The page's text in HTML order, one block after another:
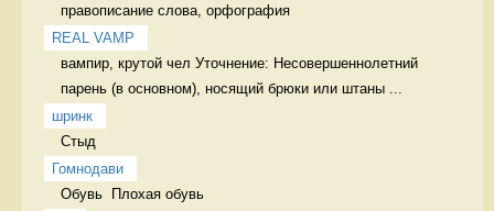
правописание слова, орфография
REAL VAMP
вампир, крутой чел Уточнение: Несовершеннолетний
парень (в основном), носящий брюки или штаны ...
шринк
Стыд
Гомнодави
Обувь  Плохая обувь